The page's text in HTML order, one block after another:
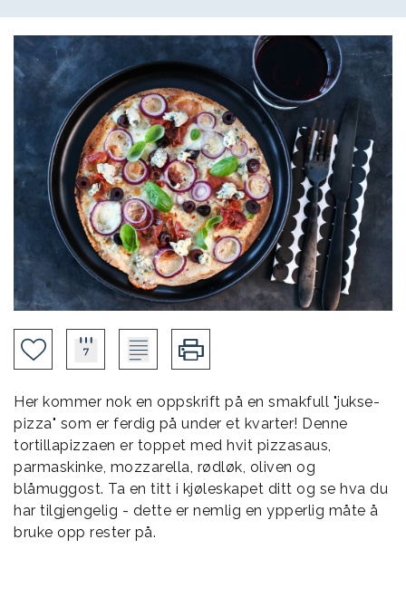
Her kommer nok en oppskrift på en smakfull "jukse-
pizza" som er ferdig på under et kvarter! Denne
tortillapizzaen er toppet med hvit pizzasaus,
parmaskinke, mozzarella, rødløk, oliven og
blåmuggost. Ta en titt i kjøleskapet ditt og se hva du
har tilgjengelig - dette er nemlig en ypperlig måte å
bruke opp rester på.